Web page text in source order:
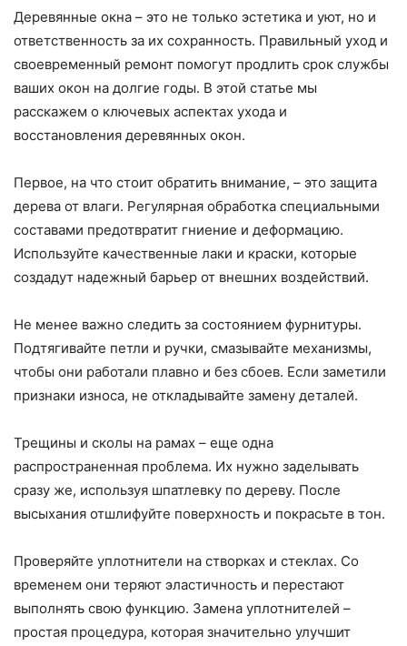
Деревянные окна – это не только эстетика и уют, но и
ответственность за их сохранность. Правильный уход и
своевременный ремонт помогут продлить срок службы
ваших окон на долгие годы. В этой статье мы
расскажем о ключевых аспектах ухода и
восстановления деревянных окон.
Первое, на что стоит обратить внимание, – это защита
дерева от влаги. Регулярная обработка специальными
составами предотвратит гниение и деформацию.
Используйте качественные лаки и краски, которые
создадут надежный барьер от внешних воздействий.
Не менее важно следить за состоянием фурнитуры.
Подтягивайте петли и ручки, смазывайте механизмы,
чтобы они работали плавно и без сбоев. Если заметили
признаки износа, не откладывайте замену деталей.
Трещины и сколы на рамах – еще одна
распространенная проблема. Их нужно заделывать
сразу же, используя шпатлевку по дереву. После
высыхания отшлифуйте поверхность и покрасьте в тон.
Проверяйте уплотнители на створках и стеклах. Со
временем они теряют эластичность и перестают
выполнять свою функцию. Замена уплотнителей –
простая процедура, которая значительно улучшит